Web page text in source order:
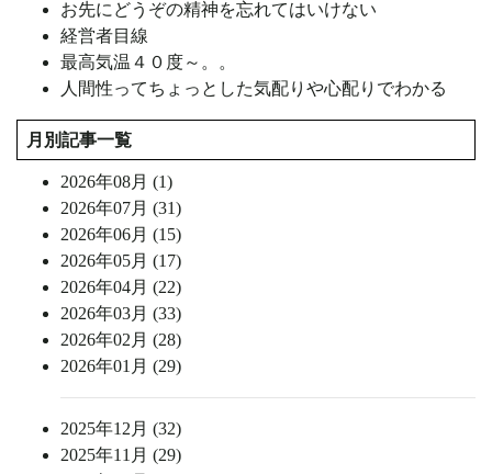
お先にどうぞの精神を忘れてはいけない
経営者目線
最高気温４０度～。。
人間性ってちょっとした気配りや心配りでわかる
月別記事一覧
2026年08月 (1)
2026年07月 (31)
2026年06月 (15)
2026年05月 (17)
2026年04月 (22)
2026年03月 (33)
2026年02月 (28)
2026年01月 (29)
2025年12月 (32)
2025年11月 (29)